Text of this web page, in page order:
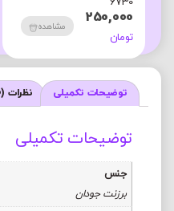
250,000
تومان
توضیحات تکمیلی نظرات (0)
توضیحات تکمیلی
جنس
برزنت جودان